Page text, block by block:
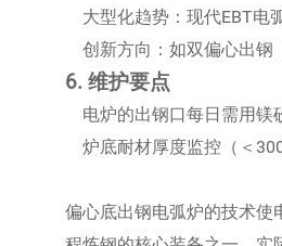
大型化趋势：现代EBT电
创新方向：如双偏心出钢
6. 维护要点
电炉的出钢口每日需用镁
炉底耐材厚度监控（＜
偏心底出钢电弧炉的技术使